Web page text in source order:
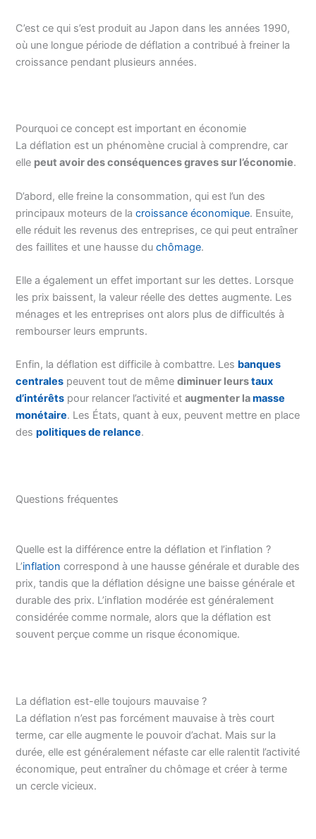
C’est ce qui s’est produit au Japon dans les années 1990,
où une longue période de déflation a contribué à freiner la
croissance pendant plusieurs années.
Pourquoi ce concept est important en économie
La déflation est un phénomène crucial à comprendre, car
elle peut avoir des conséquences graves sur l’économie.
D’abord, elle freine la consommation, qui est l’un des
principaux moteurs de lacroissance économique. Ensuite,
elle réduit les revenus des entreprises, ce qui peut entraîner
des faillites et une hausse duchômage.
Elle a également un effet important sur les dettes. Lorsque
les prix baissent, la valeur réelle des dettes augmente. Les
ménages et les entreprises ont alors plus de difficultés à
rembourser leurs emprunts.
Enfin, la déflation est difficile à combattre. Les banques
centrales peuvent tout de mêmediminuer leurstaux
d’intérêts pour relancer l’activité etaugmenter lamasse
monétaire. Les États, quant à eux, peuvent mettre en place
despolitiques de relance.
Questions fréquentes
Quelle est la différence entre la déflation et l’inflation ?
L’inflation correspond à une hausse générale et durable des
prix, tandis que la déflation désigne une baisse générale et
durable des prix. L’inflation modérée est généralement
considérée comme normale, alors que la déflation est
souvent perçue comme un risque économique.
La déflation est-elle toujours mauvaise ?
La déflation n’est pas forcément mauvaise à très court
terme, car elle augmente le pouvoir d’achat. Mais sur la
durée, elle est généralement néfaste car elle ralentit l’activité
économique, peut entraîner du chômage et créer à terme
un cercle vicieux.